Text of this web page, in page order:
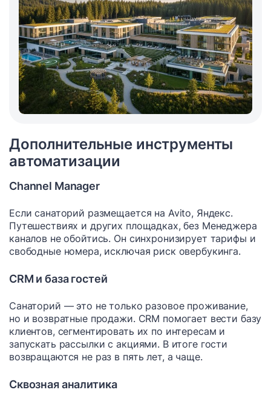
Дополнительные инструменты
автоматизации
Channel Manager
Если санаторий размещается на Avito, Яндекс.
Путешествиях и других площадках, без Менеджера
каналов не обойтись. Он синхронизирует тарифы и
свободные номера, исключая риск овербукинга.
CRM и база гостей
Санаторий — это не только разовое проживание,
но и возвратные продажи. CRM помогает вести базу
клиентов, сегментировать их по интересам и
запускать рассылки с акциями. В итоге гости
возвращаются не раз в пять лет, а чаще.
Сквозная аналитика